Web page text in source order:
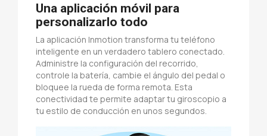
Una aplicación móvil para
personalizarlo todo
La aplicación Inmotion transforma tu teléfono
inteligente en un verdadero tablero conectado.
Administre la configuración del recorrido,
controle la batería, cambie el ángulo del pedal o
bloquee la rueda de forma remota. Esta
conectividad te permite adaptar tu giroscopio a
tu estilo de conducción en unos segundos.